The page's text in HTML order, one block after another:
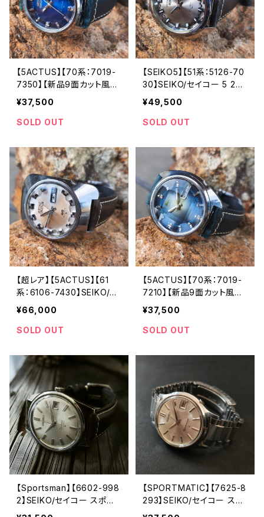
【5ACTUS】【70系：7019-
7350】【新品9面カット風
防】SEIKO/セイコー 5アク
タス 21石 Cal.7019 キャリ
バー 機械式 自動巻き腕時
75年 1月製造【ac7019-73
50-3】
¥37,500
SOLD OUT
【SEIKO5】【51系：5126-70
30】SEIKO/セイコー 5 23
石 Cal.5126 キャリバー 機
械式 自動巻き腕時計 第二
精工舎 亀戸工場/SS 1969
0-1】
¥49,500
SOLD OUT
【超レア】【5ACTUS】【61
系：6106-7430】SEIKO/セ
イコー 5アクタス 23石 Ca
l.6106C キャリバー 機械式
自動巻き腕時計 精工舎諏
造 アンティークウォッチ 中
三針 純正ベルト メンズウォ
ッチ【5ac6106-7430-1】
¥66,000
SOLD OUT
【5ACTUS】【70系：7019-
7210】【新品9面カット風
防】SEIKO/セイコー 5アク
タス 21石 Cal.7019 キャリ
バー 機械式 自動巻き腕時
73年 5月製造【ac7019-72
¥37,500
SOLD OUT
【Sportsman】【6602-998
2】SEIKO/セイコー スポー
ツマン 17石 Cal.6602B キ
【SPORTMATIC】【7625-8
293】SEIKO/セイコー スポ
ーツマチック 17石 Cal.762